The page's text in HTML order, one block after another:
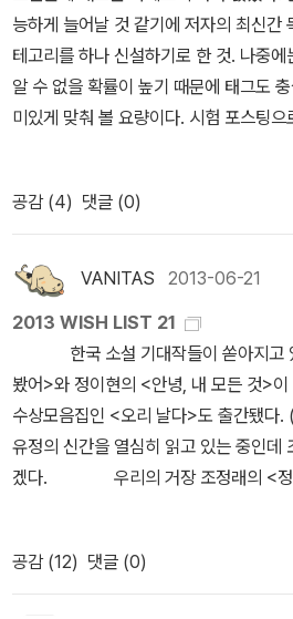
으로 기차를 예매해두었는데, 고향 친구
없다면 새벽에 내려가는 것도 가능하다.
랜만에 걔네와 수다도 떨고 마치 여행이
자리를 예약했다.게다가 이번 추석엔
끼리 어디 여행이라도 다녀오자고 제안
원되니, 그 돈으로 짧게 놀다와야겠다 싶
지 못했는데, 어머니가 원하는 곳으로 갈
았는데, 며칠 전부터 무슨 책을 가져갈지
져갈지, 두 권을 가져갈지. 가방이 작아
으로 정하려는데, 최근에 구매한 책이
다. 이책 저책을 놓고 저울질하다 다카
정했다. 최근 다시 읽은 [제노사이드]의
읽고 [KN의 비극]도 읽어야지. 자, 이제
언제나 예외는 존재합니다. 결론을 말
의 전작을 읽고 싶어졌습니다. <13계단
지지 않을 만큼 훌륭했습니다. 집필에 2
합니다. 작품마다 테마에 관한 전반적인
하고 조사해서 소설을 씁니다. 소설을 읽
라면 모조리 읽을 만합니다. 재미도 있
알 수 있듯이 인류의 '집단학살' 을 테마
유산' 을 테마로 다룬 <K.N.의 비극>, '
대> 읽어보고 싶습니다. 작가의 두번째
시간 후 너는 죽는다> 도요. 벌써 기대가 됩니다. 아마도 다카노 가
즈아키는 저를 실망시키지 않을겁니다.
흥미가 사라진 다음에도 인터넷 서점을
는 히가시노 게이고나 <나미야 잡화점
밟혔다. 그런 호평들 중에는 한국에서
작가라는 수식을 단 기사들이 그의 작품
이었는데 검색할 때마다 대출중인데다
다. 얼마전 직장 부근에 작은 도서관이 생
화점의 기적>을 입수한 뒤로 일본추리
시작되었다. 올여름 초입부터 9월까지
감상평을 적어 본다. 감상평을 써 놓고
상편은 지극히 개인적인 소견임. 1. <나
노 게이고(양윤옥 옮김) 살아오면서 읽
으라면 이<나미야 잡화점의 기적>을 넣
뜨거워 붉어지는 카타르시스를 경험하
편 <철도원>이후 처음이다. 오락성과
소설이다. 현실과 과거를 잊는 종이편지
과 이야기를 적지 않는다. 중고등학교 시
떤 이야기로 우리들의 마음을 빼앗아갈까. 제18회 한겨레문
수상작과 우수상을 받은 책들도 보인다. 요즘 월,화
드라마 중 '불의 여신 정이'를 챙겨 보고
여자 사기장에 대한 이야기가 나온다.
보니 백파선 이라는 신간이 출판사 별로 보인다. 이
을 다 어쩌지?다 보고 싶고, 갖고 싶은
이 책들을 읽는다면, 더위 쯤은 저만큼
능하게 늘어날 것 같기에 저자의 최신간
테고리를 하나 신설하기로 한 것. 나중
알 수 없을 확률이 높기 때문에 태그도
미있게 맞춰 볼 요량이다. 시험 포스팅으
[ 무라카미 하루키 ]7월 문학계를
역시 무라카미 하루키일 것이다. 그를 좋
분간 베스트셀러 목록에서 오르내릴 것
낼 것이다. 직전에 번역 된 작품은 <잠>
>이후 새 작품이 나오기까지 목마름을
하루키 작품보다 정유정이나 김려령, 정
길 바라는 마음이다. [ 미야베 미유키 ]미미여사의 신간도 이제
세 권이 다 완간됐다. <모방범> 이후로
학교문제를 다뤄서 그런가 선뜻 손이가
어볼 생각이다. 시대물인 <진상>, 한국
근 주목할만 한 미야베 미유키의 작품이다. [ 히가시노
고 ]말해서 무엇하랴. <백야행>부터 시
을 줄은 모른다. 물론 영화는 참패했지만,
공감 (4) 댓글 (0)
VANITAS 2013-06-21
2013 WISH LIST 21
한국 소설 기대작들이 쏟아지고
봤어>와 정이현의 <안녕, 내 모든 것>
수상모음집인 <오리 날다>도 출간됐다.
유정의 신간을 열심히 읽고 있는 중인데
겠다. 우리의 거장 조정래의 <정글만리>도 출간예정에 있
한다. 7월 17일이 발매일이니 아직도 한
까 미리 소개해도 되겠지? 환상물로 김지우의 <달을 사랑한 괴
물>을 골랐다. 2권까지 나왔을 때 추가
공감 (12) 댓글 (0)